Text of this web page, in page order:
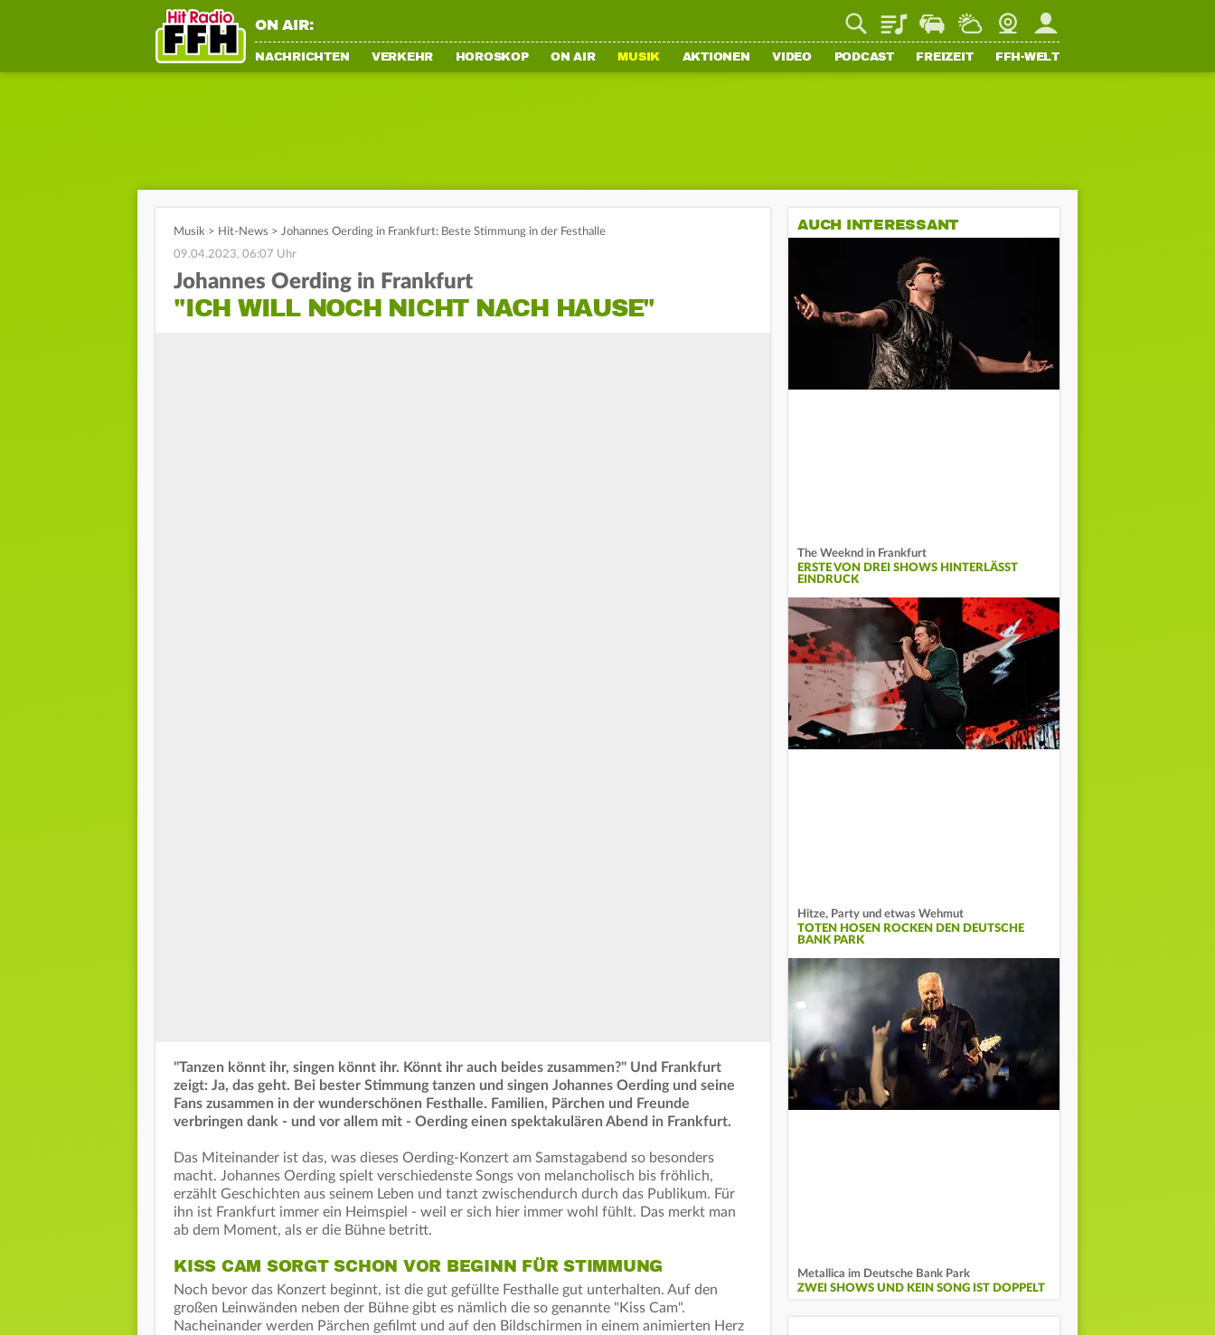
ON AIR: PlaylistStaupilotWetterWebcamMein FFH
NACHRICHTEN VERKEHR HOROSKOP ON AIR MUSIK AKTIONEN VIDEO PODCAST FREIZEIT FFH-WELT
Musik > Hit-News > Johannes Oerding in Frankfurt: Beste Stimmung in der Festhalle
09.04.2023, 06:07 Uhr
Johannes Oerding in Frankfurt
"ICH WILL NOCH NICHT NACH HAUSE"
"Tanzen könnt ihr, singen könnt ihr. Könnt ihr auch beides zusammen?" Und Frankfurt
zeigt: Ja, das geht. Bei bester Stimmung tanzen und singen Johannes Oerding und seine
Fans zusammen in der wunderschönen Festhalle. Familien, Pärchen und Freunde
verbringen dank - und vor allem mit - Oerding einen spektakulären Abend in Frankfurt.
Das Miteinander ist das, was dieses Oerding-Konzert am Samstagabend so besonders
macht. Johannes Oerding spielt verschiedenste Songs von melancholisch bis fröhlich,
erzählt Geschichten aus seinem Leben und tanzt zwischendurch durch das Publikum. Für
ihn ist Frankfurt immer ein Heimspiel - weil er sich hier immer wohl fühlt. Das merkt man
ab dem Moment, als er die Bühne betritt.
KISS CAM SORGT SCHON VOR BEGINN FÜR STIMMUNG
Noch bevor das Konzert beginnt, ist die gut gefüllte Festhalle gut unterhalten. Auf den
großen Leinwänden neben der Bühne gibt es nämlich die so genannte "Kiss Cam".
Nacheinander werden Pärchen gefilmt und auf den Bildschirmen in einem animierten Herz
AUCH INTERESSANT
The Weeknd in Frankfurt
ERSTE VON DREI SHOWS HINTERLÄSST
EINDRUCK
Hitze, Party und etwas Wehmut
TOTEN HOSEN ROCKEN DEN DEUTSCHE
BANK PARK
Metallica im Deutsche Bank Park
ZWEI SHOWS UND KEIN SONG IST DOPPELT